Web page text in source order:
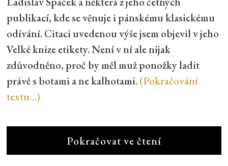
publikací, kde se věnuje i pánskému klasickému
odívání. Citaci uvedenou výše jsem objevil v jeho
Velké knize etikety. Není v ní ale nijak
zdůvodněno, proč by měl muž ponožky ladit
právě s botami a ne kalhotami. (Pokračování
textu…)
Pokračovat ve čtení